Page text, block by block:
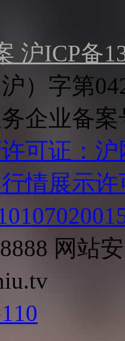
沪ICP备
）字第
企业备案
可证：
情展示许
网站